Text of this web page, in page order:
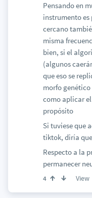
Pensando en
instrumento es
cercano
misma
bien, si el
(algunos
que eso se
morfo genético
como aplicar
propósito
Si tuviese que
tiktok, diría
Respecto a la
permanecer
4 View